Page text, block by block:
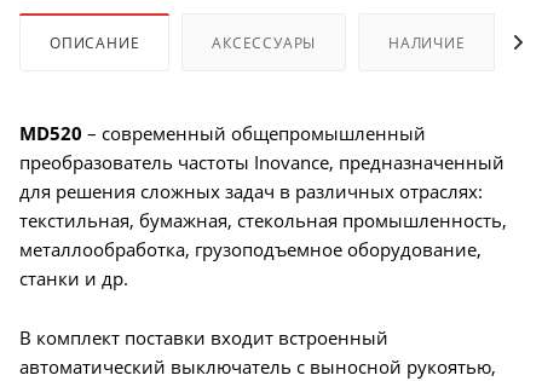
ОПИСАНИЕ АКСЕССУАРЫ НАЛИЧИЕ
MD520 – современный общепромышленный
преобразователь частоты Inovance, предназначенный
для решения сложных задач в различных отраслях:
текстильная, бумажная, стекольная промышленность,
металлообработка, грузоподъемное оборудование,
станки и др.
В комплект поставки входит встроенный
автоматический выключатель с выносной рукоятью,